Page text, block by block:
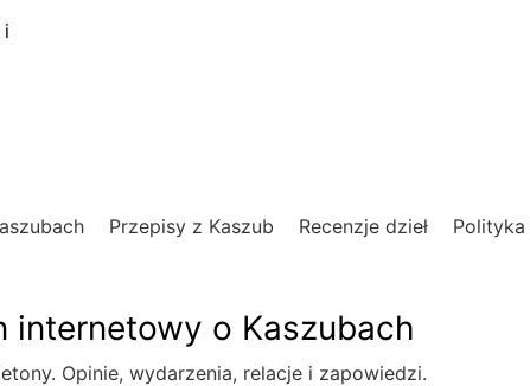
i
Przepisy z Kaszub Recenzje dzieł
internetowy o Kaszubach
Opinie, wydarzenia, relacje i zapowiedzi.